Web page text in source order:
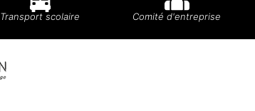
Transport scolaire Comité d'entreprise